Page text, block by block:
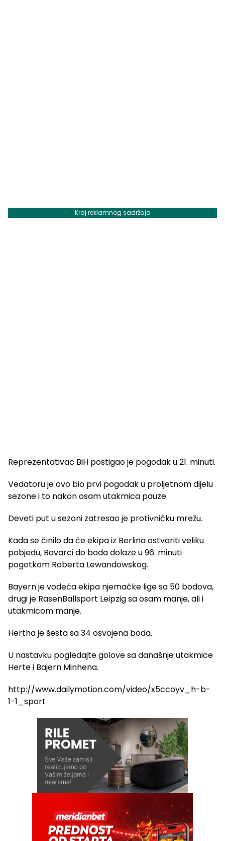
Kraj reklamnog sadržaja
Reprezentativac BiH postigao je pogodak u 21. minuti.
Vedatoru je ovo bio prvi pogodak u proljetnom dijelu
sezone i to nakon osam utakmica pauze.
Deveti put u sezoni zatresao je protivničku mrežu.
Kada se činilo da će ekipa iz Berlina ostvariti veliku
pobjedu, Bavarci do boda dolaze u 96. minuti
pogotkom Roberta Lewandowskog.
Bayern je vodeća ekipa njemačke lige sa 50 bodova,
drugi je RasenBallsport Leipzig sa osam manje, ali i
utakmicom manje.
Hertha je šesta sa 34 osvojena boda.
U nastavku pogledajte golove sa današnje utakmice
Herte i Bajern Minhena.
http://www.dailymotion.com/video/x5ccoyv_h-b-
1-1_sport